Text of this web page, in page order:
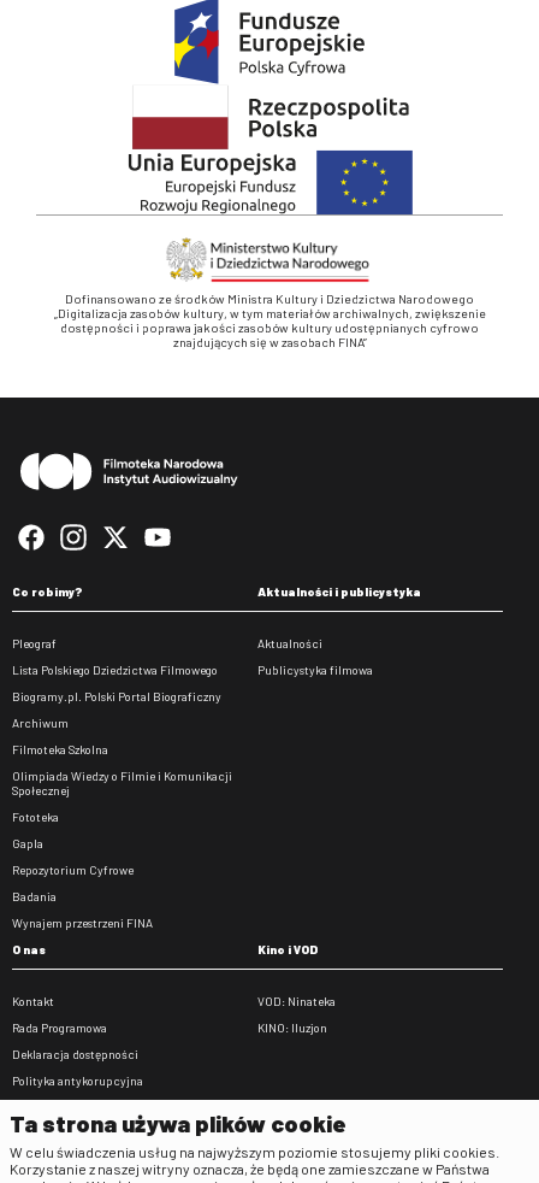
Dofinansowano ze środków Ministra Kultury i Dziedzictwa Narodowego
„Digitalizacja zasobów kultury, w tym materiałów archiwalnych, zwiększenie
dostępności i poprawa jakości zasobów kultury udostępnianych cyfrowo
znajdujących się w zasobach FINA”
Co robimy?
Pleograf
Lista Polskiego Dziedzictwa Filmowego
Biogramy.pl. Polski Portal Biograficzny
Archiwum
Filmoteka Szkolna
Olimpiada Wiedzy o Filmie i Komunikacji
Społecznej
Fototeka
Gapla
Repozytorium Cyfrowe
Badania
Wynajem przestrzeni FINA
Aktualności i publicystyka
Aktualności
Publicystyka filmowa
O nas
Kontakt
Rada Programowa
Deklaracja dostępności
Polityka antykorupcyjna
Zamówienia publiczne
Praca w FINA
Kino i VOD
VOD: Ninateka
KINO: Iluzjon
Ta strona używa plików cookie
W celu świadczenia usług na najwyższym poziomie stosujemy pliki cookies.
Korzystanie z naszej witryny oznacza, że będą one zamieszczane w Państwa